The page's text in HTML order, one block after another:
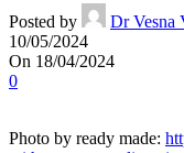
Posted by
Dr Vesna
10/05/2024
On 18/04/2024
0
Photo by ready made: